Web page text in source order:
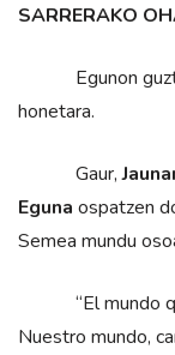
SARRERAKO
Egunon
honetara.
Gaur,
Eguna ospatzen
Semea mundu
“El mundo que
Nuestro mundo,